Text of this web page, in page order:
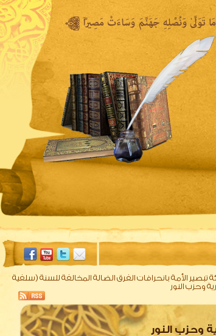
الصوتية المكتبة المرئية
تبصير الأمة بانحرافات الفرق الضالة المخالفة للسنة (سلفية
وحزب النور
وحزب النور